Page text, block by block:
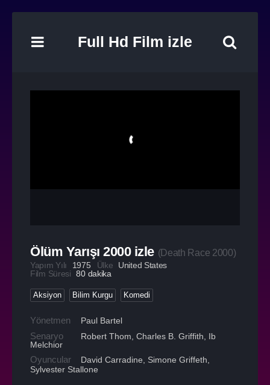
Full Hd Film izle
Ölüm Yarışı 2000 izle (Death Race 2000)
Yapım Yılı 1975 Ülke
United States
Film Süresi 80 dakika
Aksiyon Bilim Kurgu Komedi
Yönetmen Paul Bartel
Senaryo
Robert Thom, Charles B. Griffith, Ib
Melchior
Oyuncular David Carradine Simone Griffeth
Sylvester Stallone